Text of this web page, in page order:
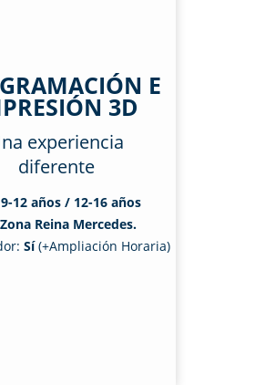
E
3D
experiencia
diferente
9-12 años / 12-16 años
Zona Reina Mercedes.
Sí(+Ampliación Horaria)